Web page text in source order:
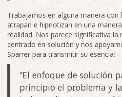
Trabajamos en alguna manera con
atrapan e hipnotizan en una
realidad. Nos parece significativa la
centrado en solución y nos
Sparrer para transmitir su esencia:
“El enfoque de solución
principio el problema y